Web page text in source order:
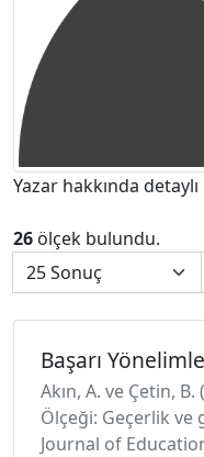
Yazar hakkında
26 ölçek bulundu.
Başarı
Akın, A. ve Çetin,
Ölçeği: Geçerlik ve
Journal of